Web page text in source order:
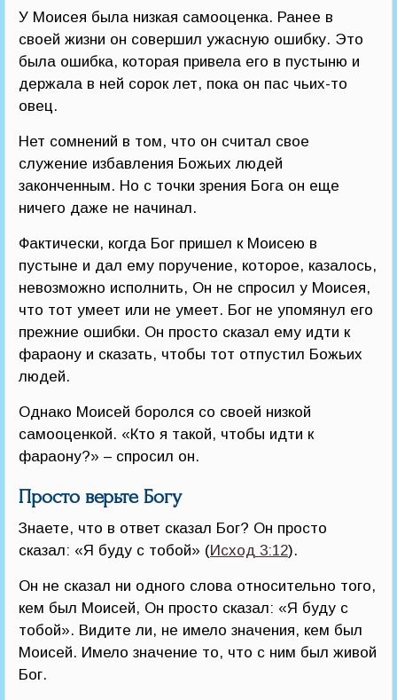
У Моисея была низкая самооценка. Ранее в
своей жизни он совершил ужасную ошибку. Это
была ошибка, которая привела его в пустыню и
держала в ней сорок лет, пока он пас чьих-то
овец.
Нет сомнений в том, что он считал свое
служение избавления Божьих людей
законченным. Но с точки зрения Бога он еще
ничего даже не начинал.
Фактически, когда Бог пришел к Моисею в
пустыне и дал ему поручение, которое, казалось,
невозможно исполнить, Он не спросил у Моисея,
что тот умеет или не умеет. Бог не упомянул его
прежние ошибки. Он просто сказал ему идти к
фараону и сказать, чтобы тот отпустил Божьих
людей.
Однако Моисей боролся со своей низкой
самооценкой. «Кто я такой, чтобы идти к
фараону?» – спросил он.
Просто верьте Богу
Знаете, что в ответ сказал Бог? Он просто
сказал: «Я буду с тобой» (Исход 3:12).
Он не сказал ни одного слова относительно того,
кем был Моисей, Он просто сказал: «Я буду с
тобой». Видите ли, не имело значения, кем был
Моисей. Имело значение то, что с ним был живой
Бог.